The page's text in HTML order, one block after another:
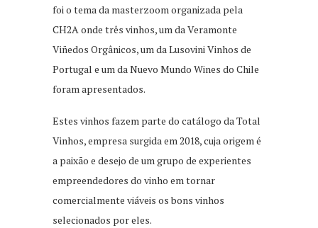
foi o tema da masterzoom organizada pela
CH2A onde três vinhos, um da Veramonte
Viñedos Orgânicos, um da Lusovini Vinhos de
Portugal e um da Nuevo Mundo Wines do Chile
foram apresentados.
Estes vinhos fazem parte do catálogo da Total
Vinhos, empresa surgida em 2018, cuja origem é
a paixão e desejo de um grupo de experientes
empreendedores do vinho em tornar
comercialmente viáveis os bons vinhos
selecionados por eles.